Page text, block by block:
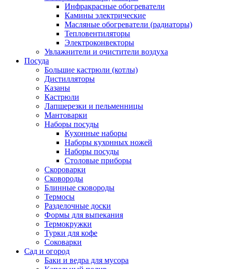
Инфракрасные обогреватели
Камины электрические
Масляные обогреватели (радиаторы)
Тепловентиляторы
Электроконвекторы
Увлажнители и очистители воздуха
Посуда
Большие кастрюли (котлы)
Дистилляторы
Казаны
Кастрюли
Лапшерезки и пельменницы
Мантоварки
Наборы посуды
Кухонные наборы
Наборы кухонных ножей
Наборы посуды
Столовые приборы
Скороварки
Сковороды
Блинные сковороды
Термосы
Разделочные доски
Формы для выпекания
Термокружки
Турки для кофе
Соковарки
Сад и огород
Баки и ведра для мусора